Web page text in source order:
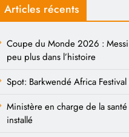
Articles récents
Coupe du Monde 2026 :
peu plus dans l’histoire
Spot: Barkwendé Africa
Ministère en charge de la
installé